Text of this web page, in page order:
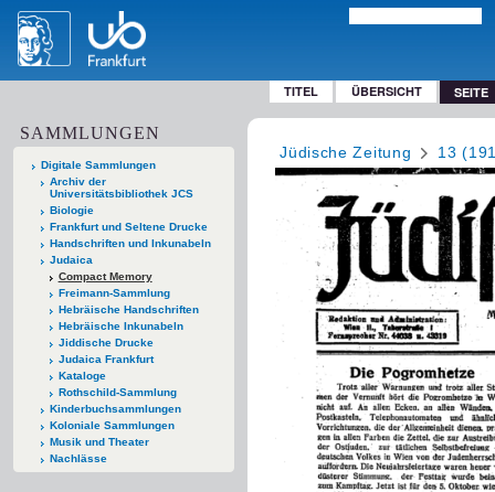
TITEL ÜBERSICHT SEITE
SAMMLUNGEN
Digitale Sammlungen
Archiv der
Universitätsbibliothek JCS
Biologie
Frankfurt und Seltene Drucke
Handschriften und Inkunabeln
Judaica
Compact Memory
Freimann-Sammlung
Hebräische Handschriften
Hebräische Inkunabeln
Jiddische Drucke
Judaica Frankfurt
Kataloge
Rothschild-Sammlung
Kinderbuchsammlungen
Koloniale Sammlungen
Musik und Theater
Nachlässe
Jüdische Zeitung 13